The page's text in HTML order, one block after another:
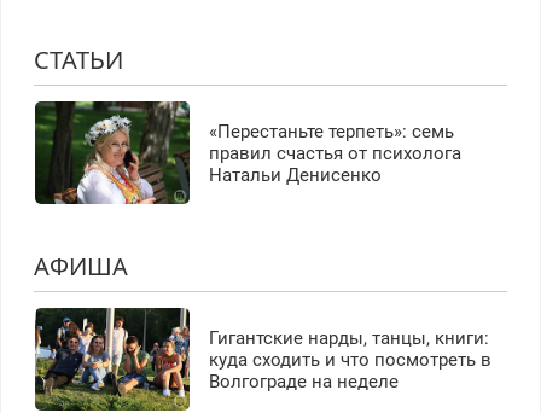
СТАТЬИ
«Перестаньте терпеть»: семь
правил счастья от психолога
Натальи Денисенко
АФИША
Гигантские нарды, танцы, книги:
куда сходить и что посмотреть в
Волгограде на неделе